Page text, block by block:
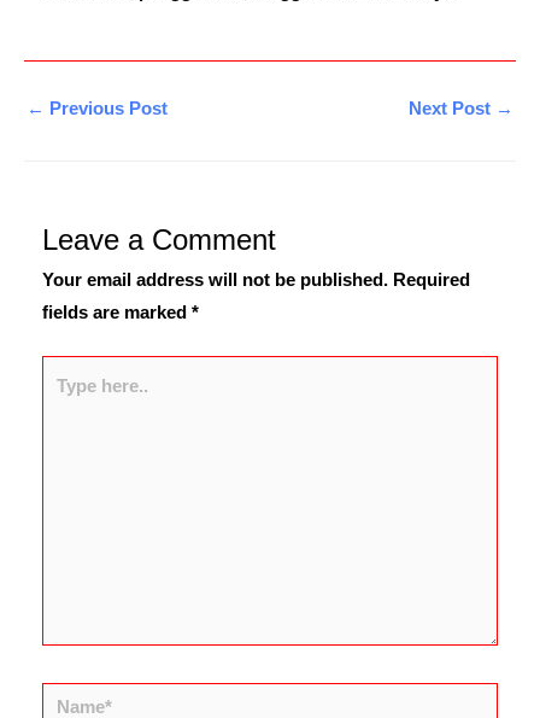
← Previous Post Next Post →
Leave a Comment
Your email address will not be published. Required
fields are marked *
Name*